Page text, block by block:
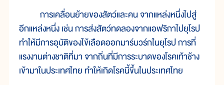
การเคลื่อนย้ายของสัตว์และคน จากแหล่งหนึ่งไปสู่
อีกแหล่งหนึ่ง เช่น การส่งสัตว์ทดลองจากแอฟริกาไปยุโรป
ทำให้มีการอุบัติของไข้เลือดออกมาร์บวร์กในยุโรป การที่
แรงงานต่างชาติที่มา จากถิ่นที่มีการระบาดของโรคเท้าช้าง
เข้ามาในประเทศไทย ทำให้เกิดโรคนี้ขึ้นในประเทศไทย